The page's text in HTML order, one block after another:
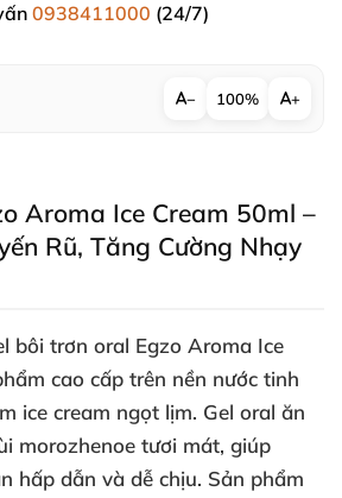
0938411000 (24/7)
− 100% +
Aroma Ice Cream 50ml –
Rũ, Tăng Cường Nhạy
bôi trơn oral Egzo Aroma Ice
cao cấp trên nền nước tinh
ice cream ngọt lịm. Gel oral ăn
morozhenoe tươi mát, giúp
hấp dẫn và dễ chịu. Sản phẩm